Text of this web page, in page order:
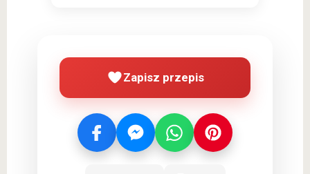
Zapisz przepis